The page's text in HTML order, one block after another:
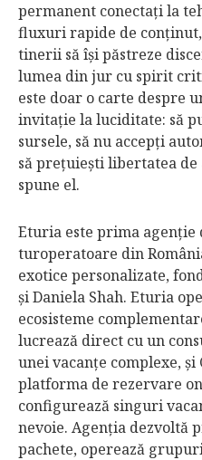
permanent conectaţi la
fluxuri rapide de
tinerii să îşi păstreze
lumea din jur cu spirit
este doar o carte despre
invitaţie la luciditate: să
sursele, să nu accepţi
să preţuieşti libertatea de
spune el.
Eturia este prima agenţie
turoperatoare din
exotice personalizate,
şi Daniela Shah. Eturia
ecosisteme
lucrează direct cu un
unei vacanţe complexe,
platforma de rezervare
configurează singuri
nevoie. Agenţia dezvoltă
pachete, operează